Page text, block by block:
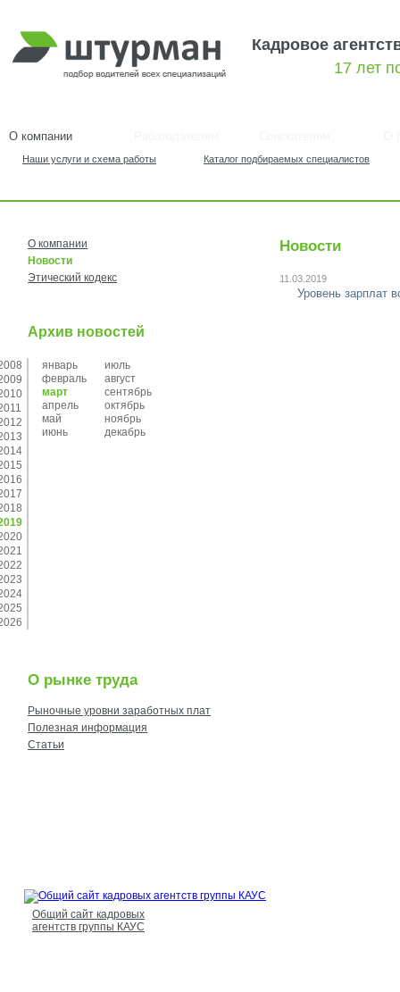
Кадровое
17 лет
О компании
Наши услуги и схема работы Каталог подбираемых специалистов
О компании
Новости
Этический кодекс
Архив новостей
январь
июль
февраль
август
март
сентябрь
апрель
октябрь
май
ноябрь
июнь
декабрь
О рынке труда
Рыночные уровни заработных плат
Полезная информация
Статьи
Общий сайт кадровых
агентств группы КАУС
Новости
11.03.2019
Уровень зарплат